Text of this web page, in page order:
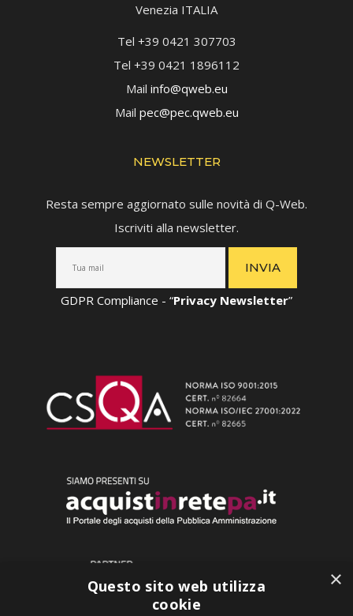
Venezia ITALIA
Tel +39 0421 307703
Tel +39 0421 1896112
Mail info@qweb.eu
Mail pec@pec.qweb.eu
NEWSLETTER
Resta sempre aggiornato sulle novità di Q-Web.
Iscriviti alla newsletter.
GDPR Compliance - “Privacy Newsletter”
×
Questo sito web utilizza
cookie